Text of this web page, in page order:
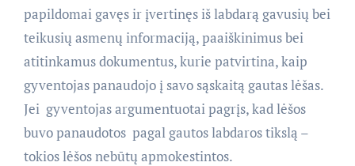
papildomai gavęs ir įvertinęs iš labdarą gavusių bei
teikusių asmenų informaciją, paaiškinimus bei
atitinkamus dokumentus, kurie patvirtina, kaip
gyventojas panaudojo į savo sąskaitą gautas lėšas.
Jei gyventojas argumentuotai pagrįs, kad lėšos
buvo panaudotos pagal gautos labdaros tikslą –
tokios lėšos nebūtų apmokestintos.